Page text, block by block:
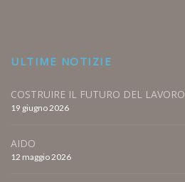
ULTIME NOTIZIE
COSTRUIRE IL FUTURO DEL LAVORO
19 giugno 2026
AIDO
12 maggio 2026